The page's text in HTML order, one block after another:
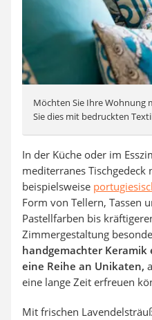
Möchten Sie Ihre Wohnung
Sie dies mit bedruckten
In der Küche oder im
mediterranes Tischgedeck
beispielsweise
Form von Tellern, Tassen
Pastellfarben bis
Zimmergestaltung
handgemachter
eine Reihe an Unikaten,
eine lange Zeit erfreuen
Mit frischen